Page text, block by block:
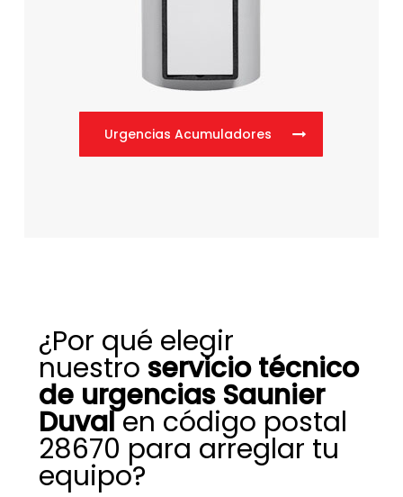
Urgencias Acumuladores
¿Por qué elegir
nuestro servicio técnico
de urgencias Saunier
Duvalen código postal
28670 para arreglar tu
equipo?